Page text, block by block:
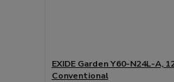
EXIDE Garden Y60-N24L-A,
Conventional